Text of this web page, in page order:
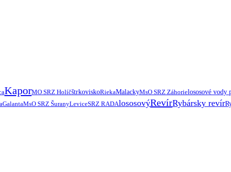
KaporMO SRZ HolíčštrkoviskoRiekaMalackyMsO SRZ Záhorielososové vody
GalantaMsO SRZ ŠuranyLeviceSRZ RADAlososovýRevírRybársky revír